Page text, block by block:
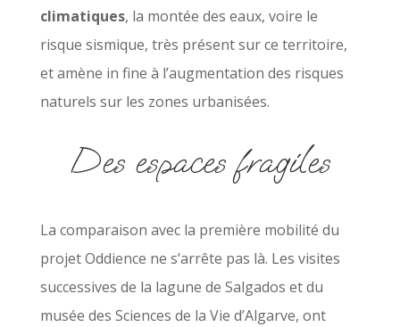
climatiques, la montée des eaux, voire le
risque sismique, très présent sur ce territoire,
et amène in fine à l’augmentation des risques
naturels sur les zones urbanisées.
Des espaces fragiles
La comparaison avec la première mobilité du
projet Oddience ne s’arrête pas là. Les visites
successives de la lagune de Salgados et du
musée des Sciences de la Vie d’Algarve, ont